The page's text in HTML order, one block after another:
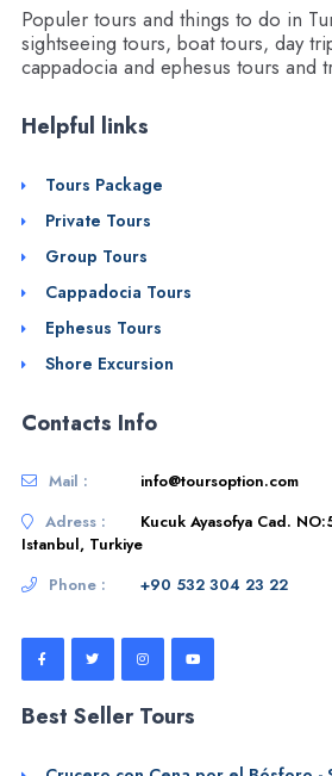
Populer tours and things to do in
sightseeing tours, boat tours, day
cappadocia and ephesus tours and
Helpful links
Tours Package
Private Tours
Group Tours
Cappadocia Tours
Ephesus Tours
Shore Excursion
Contacts Info
Mail :
info@toursoption.com
Adress :
Kucuk Ayasofya Cad.
Istanbul, Turkiye
Phone :
+90 532 304 23 22
Best Seller Tours